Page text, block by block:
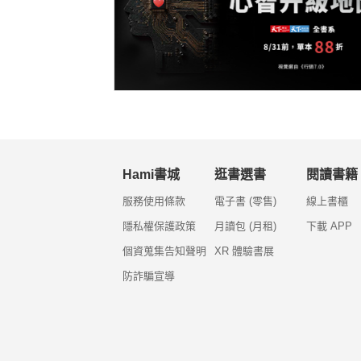
Hami書城
服務使用條款
隱私權保護政策
個資蒐集告知聲明
防詐騙宣導
逛書選書
電子書 (零售)
月讀包 (月租)
XR 體驗書展
閱讀書籍
線上書櫃
下載 APP